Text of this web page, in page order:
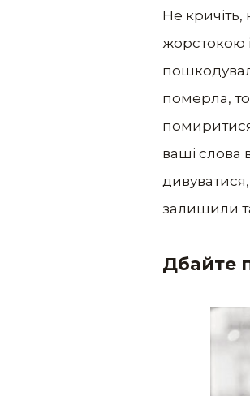
Не
жорстокою
померла,
ваші слова
залишили
Дбайте